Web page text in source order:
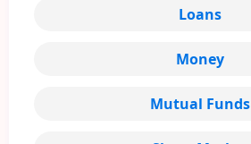
Loans
Money
Mutual Funds